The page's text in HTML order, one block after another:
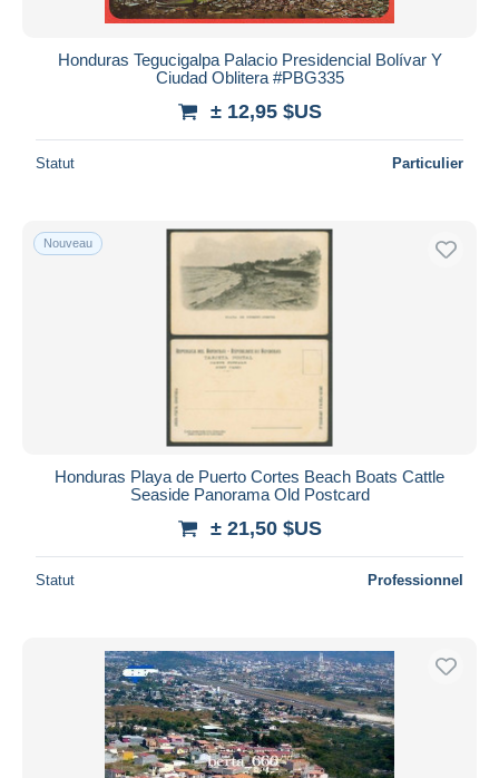
Honduras Tegucigalpa Palacio Presidencial Bolívar Y
Ciudad Oblitera #PBG335
± 12,95 $US
Statut Particulier
Nouveau
Honduras Playa de Puerto Cortes Beach Boats Cattle
Seaside Panorama Old Postcard
± 21,50 $US
Statut Professionnel